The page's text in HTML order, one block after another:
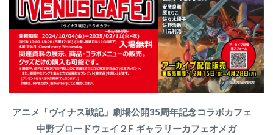
アニメ「ヴイナス戦記」劇場公開35周年記念コラボカフェ
中野ブロードウェイ２F ギャラリーカフェオメガ